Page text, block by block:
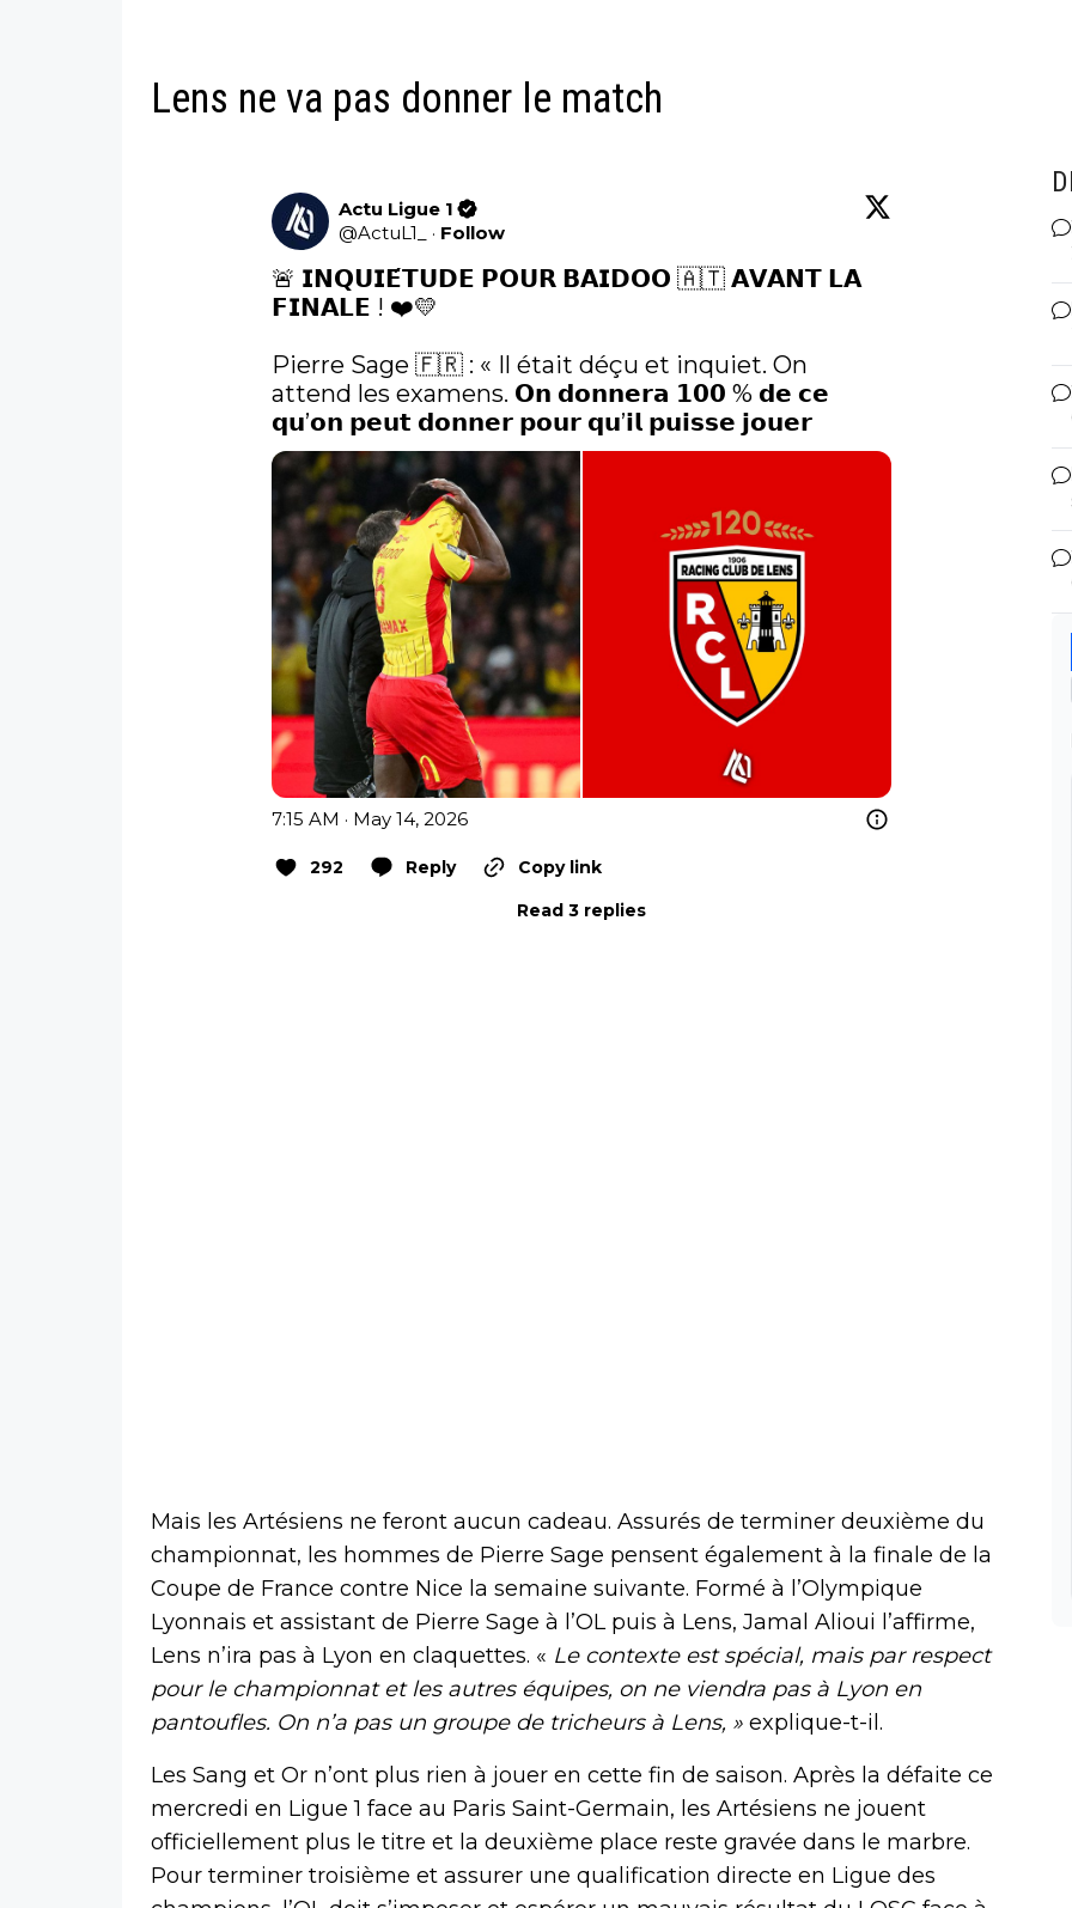
Lens ne va pas donner le match
Actu Ligue 1
@ActuL1_ · Follow
🚨 𝗜𝗡𝗤𝗨𝗜𝗘́𝗧𝗨𝗗𝗘 𝗣𝗢𝗨𝗥 𝗕𝗔𝗜𝗗𝗢𝗢 🇦🇹 𝗔𝗩𝗔𝗡𝗧 𝗟𝗔
𝗙𝗜𝗡𝗔𝗟𝗘 ! ❤️💛
Pierre Sage 🇫🇷 : « Il était déçu et inquiet. On
attend les examens. 𝗢𝗻 𝗱𝗼𝗻𝗻𝗲𝗿𝗮 𝟭𝟬𝟬 % 𝗱𝗲 𝗰𝗲
𝗾𝘂’𝗼𝗻 𝗽𝗲𝘂𝘁 𝗱𝗼𝗻𝗻𝗲𝗿 𝗽𝗼𝘂𝗿 𝗾𝘂’𝗶𝗹 𝗽𝘂𝗶𝘀𝘀𝗲 𝗷𝗼𝘂𝗲𝗿
7:15 AM · May 14, 2026
292 Reply
Copy link
Read 3 replies
Mais les Artésiens ne feront aucun cadeau. Assurés de terminer deuxième du
championnat, les hommes de Pierre Sage pensent également à la finale de la
Coupe de France contre Nice la semaine suivante. Formé à l’Olympique
Lyonnais et assistant de Pierre Sage à l’OL puis à Lens, Jamal Alioui l’affirme,
Lens n’ira pas à Lyon en claquettes. « Le contexte est spécial, mais par respect
pour le championnat et les autres équipes, on ne viendra pas à Lyon en
pantoufles. On n’a pas un groupe de tricheurs à Lens, » explique-t-il.
Les Sang et Or n’ont plus rien à jouer en cette fin de saison. Après la défaite ce
mercredi en Ligue 1 face au Paris Saint-Germain, les Artésiens ne jouent
officiellement plus le titre et la deuxième place reste gravée dans le marbre.
Pour terminer troisième et assurer une qualification directe en Ligue des